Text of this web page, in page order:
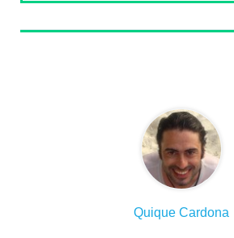
Quique Cardona